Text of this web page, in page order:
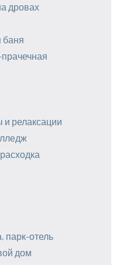
дровах
баня
и релаксации
парк-отель
дом